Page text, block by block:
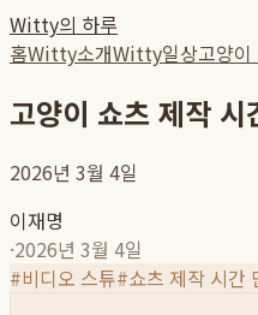
Witty의 하루
홈Witty소개Witty일상고양이
고양이 쇼츠 제작
2026년 3월 4일
이재명
·2026년 3월 4일
#비디오 스튜#쇼츠 제작 시간